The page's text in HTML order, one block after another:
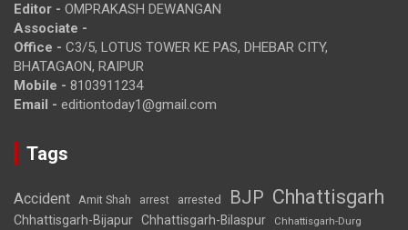
Editor - OMPRAKASH DEWANGAN
Associate -
Office - C3/5, LOTUS TOWER KE PAS, DHEBAR CITY,
BHATAGAON, RAIPUR
Mobile - 8103911234
Email - editiontoday1@gmail.com
Tags
Accident Amit Shah arrest arrested BJP Chhattisgarh
Chhattisgarh-Bijapur Chhattisgarh-Bilaspur Chhattisgarh-Durg